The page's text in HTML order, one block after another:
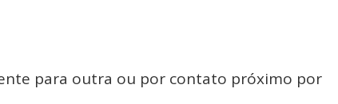
para outra ou por contato próximo por